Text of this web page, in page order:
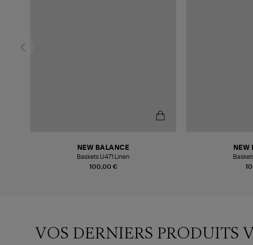
100,00 €
NEW BALANCE
Baskets U471 Linen
NEW
VOS DERNIERS PRODUITS